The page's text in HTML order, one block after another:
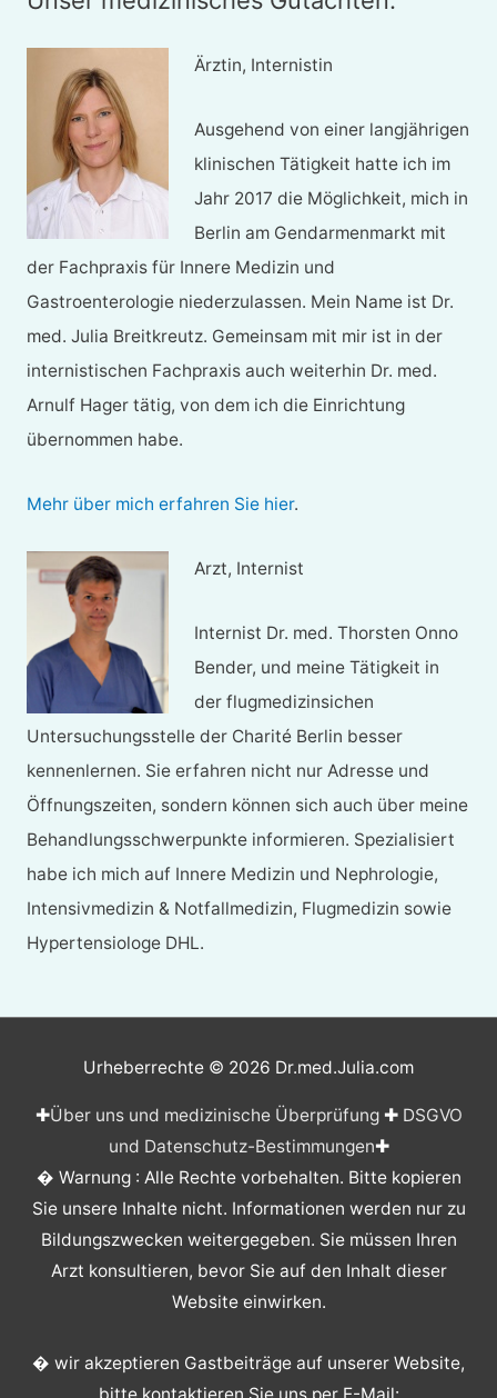
Ärztin, Internistin
Ausgehend von einer langjährigen
klinischen Tätigkeit hatte ich im
Jahr 2017 die Möglichkeit, mich in
Berlin am Gendarmenmarkt mit
der Fachpraxis für Innere Medizin und
Gastroenterologie niederzulassen. Mein Name ist Dr.
med. Julia Breitkreutz. Gemeinsam mit mir ist in der
internistischen Fachpraxis auch weiterhin Dr. med.
Arnulf Hager tätig, von dem ich die Einrichtung
übernommen habe.
Mehr über mich erfahren Sie hier.
Arzt, Internist
Internist Dr. med. Thorsten Onno
Bender, und meine Tätigkeit in
der flugmedizinsichen
Untersuchungsstelle der Charité Berlin besser
kennenlernen. Sie erfahren nicht nur Adresse und
Öffnungszeiten, sondern können sich auch über meine
Behandlungsschwerpunkte informieren. Spezialisiert
habe ich mich auf Innere Medizin und Nephrologie,
Intensivmedizin & Notfallmedizin, Flugmedizin sowie
Hypertensiologe DHL.
Urheberrechte © 2026 Dr.med.Julia.com
✚Über uns und medizinische Überprüfung✚ DSGVO
und Datenschutz-Bestimmungen✚
� Warnung : Alle Rechte vorbehalten. Bitte kopieren
Sie unsere Inhalte nicht. Informationen werden nur zu
Bildungszwecken weitergegeben. Sie müssen Ihren
Arzt konsultieren, bevor Sie auf den Inhalt dieser
Website einwirken.
� wir akzeptieren Gastbeiträge auf unserer Website,